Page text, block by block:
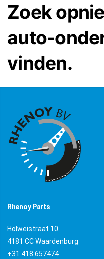
Zoek
auto-
vinden.
Rhenoy Parts
Holweistraat 10
4181 CC Waardenburg
+31 418 657474